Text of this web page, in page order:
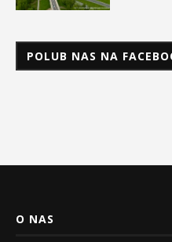
POLUB NAS NA
O NAS